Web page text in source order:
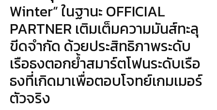
Winter” ในฐานะ OFFICIAL
PARTNER เติมเต็มความมันส์ทะลุ
ขีดจำกัด ด้วยประสิทธิภาพระดับ
เรือธงตอกย้ำสมาร์ตโฟนระดับเรือ
ธงที่เกิดมาเพื่อตอบโจทย์เกมเมอร์
ตัวจริง